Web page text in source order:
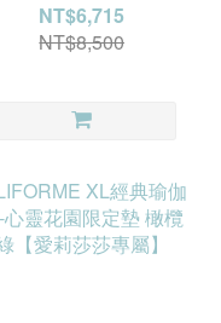
NT$6,715
NT$8,500